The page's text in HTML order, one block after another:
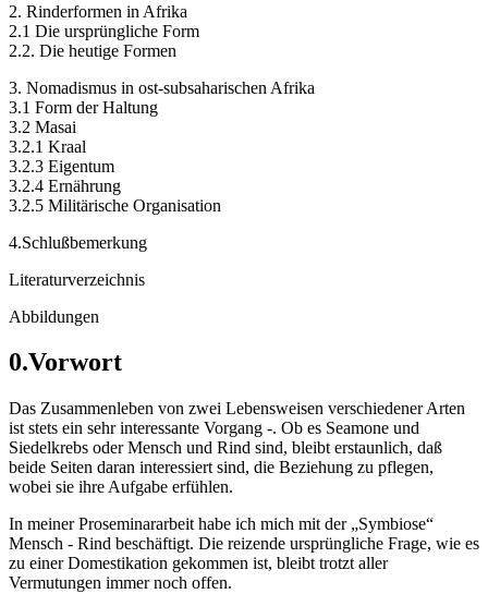
2. Rinderformen in Afrika
2.1 Die ursprüngliche Form
2.2. Die heutige Formen
3. Nomadismus in ost-subsaharischen Afrika
3.1 Form der Haltung
3.2 Masai
3.2.1 Kraal
3.2.3 Eigentum
3.2.4 Ernährung
3.2.5 Militärische Organisation
4.Schlußbemerkung
Literaturverzeichnis
Abbildungen
0.Vorwort
Das Zusammenleben von zwei Lebensweisen verschiedener Arten
ist stets ein sehr interessante Vorgang -. Ob es Seamone und
Siedelkrebs oder Mensch und Rind sind, bleibt erstaunlich, daß
beide Seiten daran interessiert sind, die Beziehung zu pflegen,
wobei sie ihre Aufgabe erfühlen.
In meiner Proseminararbeit habe ich mich mit der „Symbiose“
Mensch - Rind beschäftigt. Die reizende ursprüngliche Frage, wie es
zu einer Domestikation gekommen ist, bleibt trotzt aller
Vermutungen immer noch offen.